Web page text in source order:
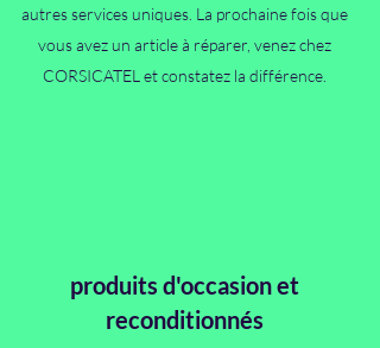
autres services uniques. La prochaine fois que
vous avez un article à réparer, venez chez
CORSICATEL et constatez la différence.
produits d'occasion et
reconditionnés